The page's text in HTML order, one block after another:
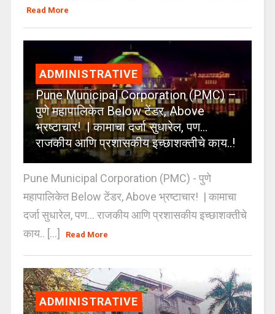
Read More
ADMINISTRATIVE
Pune Municipal Corporation (PMC) –
पुणे महापालिकेत Below टेंडर, Above
भ्रष्टाचार! | कामाचा दर्जा सुधारेल, पण…
राजकीय आणि प्रशासकीय इच्छाशक्तीचे काय..!
Pune Municipal Corporation (PMC) - पुणे
महापालिकेत Below टेंडर, Above भ्रष्टाचार! | कामाचा
दर्जा सुधारेल, पण… राजकीय आणि प्रशासकीय इच्छाशक्तीचे
काय.. [...]
Read More
ADMINISTRATIVE